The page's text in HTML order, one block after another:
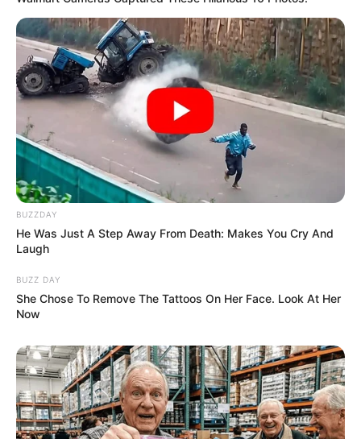
BUZZDAY
He Was Just A Step Away From Death: Makes You Cry And
Laugh
BUZZ DAY
She Chose To Remove The Tattoos On Her Face. Look At Her
Now